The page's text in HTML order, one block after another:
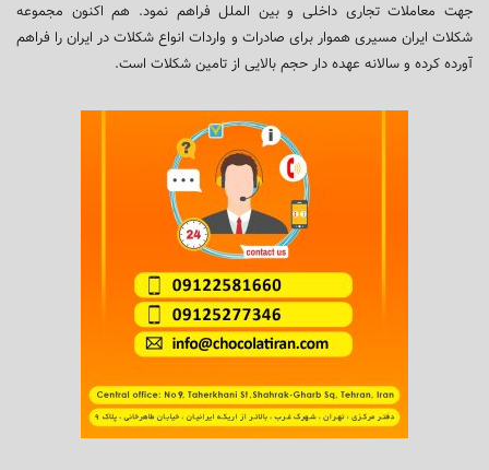
جهت معاملات تجاری داخلی و بین الملل فراهم نمود. هم اکنون مجموعه
شکلات ایران مسیری هموار برای صادرات و واردات انواع شکلات در ایران را فراهم
آورده کرده و سالانه عهده دار حجم بالایی از تامین شکلات است.